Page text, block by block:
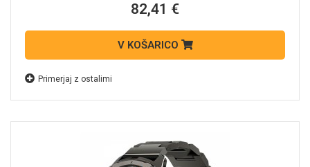
82,41 €
V KOŠARICO
Primerjaj z ostalimi